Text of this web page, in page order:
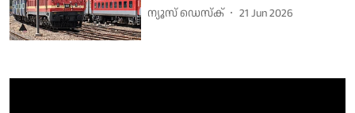
ന്യൂസ് ഡെസ്ക് 21 Jun 2026